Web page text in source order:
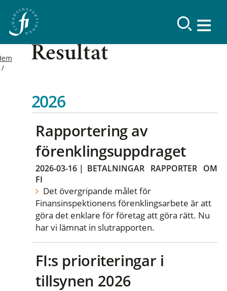
Resultat
2026
Rapportering av
förenklingsuppdraget
2026-03-16 | BETALNINGAR RAPPORTER OM
FI
Det övergripande målet för
Finansinspektionens förenklingsarbete är att
göra det enklare för företag att göra rätt. Nu
har vi lämnat in slutrapporten.
FI:s prioriteringar i
tillsynen 2026